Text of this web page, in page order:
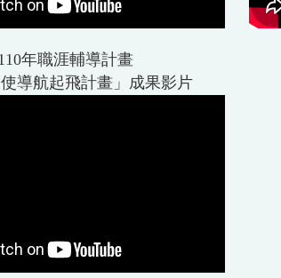
年職涯輔導計畫
使導航起飛計畫」成果影片